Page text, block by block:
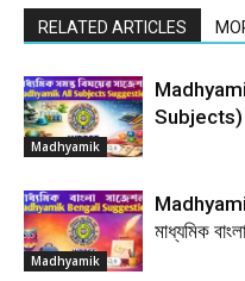
RELATED ARTICLES
Madhyamik
Subjects) |
Madhyamik
মাধ্যমিক